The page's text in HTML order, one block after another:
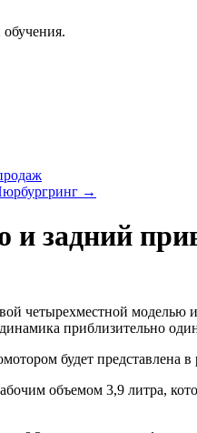
→
и задний
четырехместной моделью
приблизительно
будет
объемом 3,9 литра,